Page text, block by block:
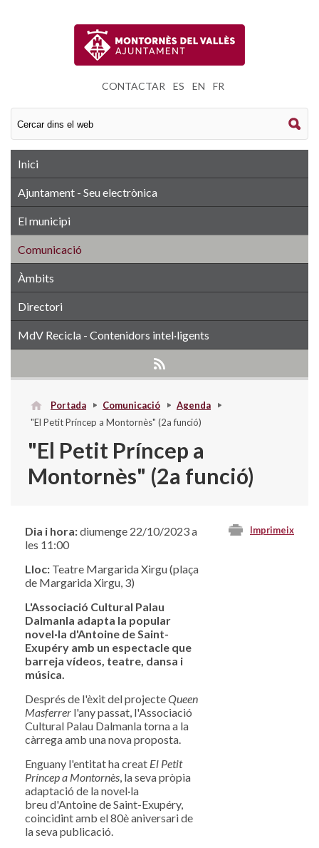
CONTACTAR ES EN FR
Inici
Ajuntament - Seu electrònica
El municipi
Comunicació
Àmbits
Directori
MdV Recicla - Contenidors intel·ligents
Portada Comunicació
Agenda
"El Petit Príncep a Montornès" (2a funció)
"El Petit Príncep a
Montornès" (2a funció)
Imprimeix
Dia i hora:diumenge 22/10/2023 a
les 11:00
Lloc: Teatre Margarida Xirgu (plaça
de Margarida Xirgu, 3)
L'Associació Cultural Palau
Dalmanla adapta la popular
novel·la d'Antoine de Saint-
Exupéry amb un espectacle que
barreja vídeos, teatre, dansa i
música.
Després de l'èxit del projecteQueen
Masferrer l'any passat, l'Associació
Cultural Palau Dalmanla torna a la
càrrega amb una nova proposta.
Enguany l'entitat ha creat El Petit
Príncep a Montornès, la seva pròpia
adaptació de la novel·la
breu d'Antoine de Saint-Exupéry,
coincidint amb el 80è aniversari de
la seva publicació.